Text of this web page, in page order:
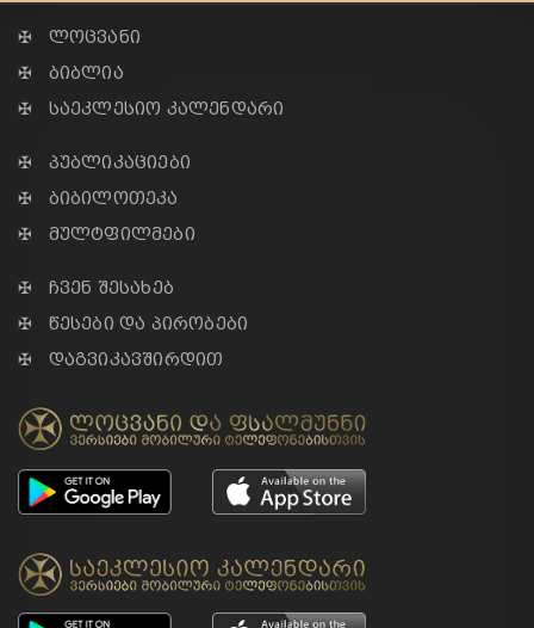
✠ ლოცვანი
✠ ბიბლია
✠ საეკლესიო კალენდარი
✠ პუბლიკაციები
✠ ბიბილოთეკა
✠ მულტფილმები
✠ ჩვენ შესახებ
✠ წესები და პირობები
✠ დაგვიკავშირდით